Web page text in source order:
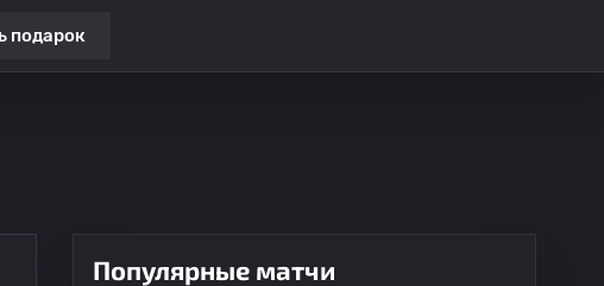
подарок
Популярные матчи